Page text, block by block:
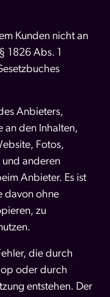
Kunden nicht an
1826 Abs. 1
Anbieters,
an den Inhalten,
Fotos,
und anderen
Anbieter. Es ist
davon ohne
zu
die durch
oder durch
entstehen. Der